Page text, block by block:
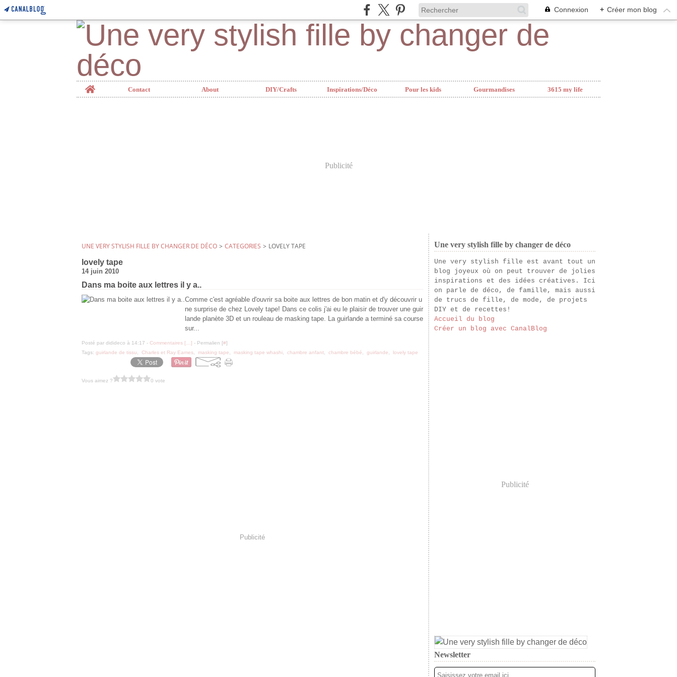
Connexion + Créer mon blog
Home
Contact About DIY/Crafts Inspirations/Déco Pour les kids Gourmandises 3615 my life
Publicité
UNE VERY STYLISH FILLE BY CHANGER DE DÉCO > CATEGORIES > LOVELY TAPE
lovely tape
14 juin 2010
Dans ma boite aux lettres il y a..
Comme c'est agréable d'ouvrir sa boite aux lettres de bon matin et d'y découvrir u
ne surprise de chez Lovely tape! Dans ce colis j'ai eu le plaisir de trouver une guir
lande planète 3D et un rouleau de masking tape. La guirlande a terminé sa course
sur...
Posté par didideco à 14:17 - Commentaires [ ] - Permalien [#]
Tags: guirlande de tissu Charles et Ray Eames masking tape masking tape whashi chambre anfant chambre bébé guirlande lovely tape
Vous aimez ? 0 vote
Publicité
Une very stylish fille by changer de déco
Une very stylish fille est avant tout un
blog joyeux où on peut trouver de jolies
inspirations et des idées créatives. Ici
on parle de déco, de famille, mais aussi
de trucs de fille, de mode, de projets
DIY et de recettes!
Accueil du blog
Créer un blog avec CanalBlog
Publicité
Newsletter